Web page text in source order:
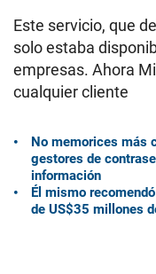
Este servicio, que
solo estaba
empresas. Ahora
cualquier cliente
No memorices más
gestores de
información
Él mismo
de US$35 millones